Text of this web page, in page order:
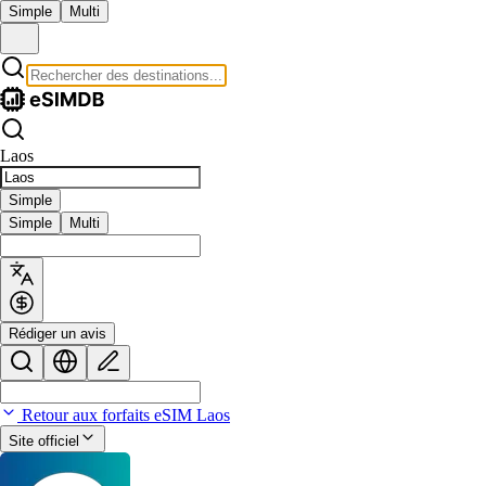
Simple Multi
Laos
Simple
Simple
Multi
Rédiger un avis
Retour aux forfaits eSIM Laos
Site officiel